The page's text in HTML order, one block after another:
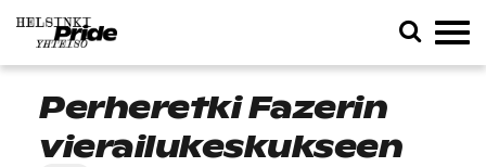
Perheretki Fazerin
vierailukeskukseen